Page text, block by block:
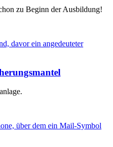
zu Beginn der Ausbildung!